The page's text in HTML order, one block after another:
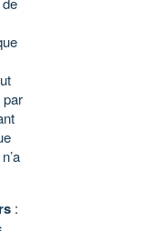
par
: